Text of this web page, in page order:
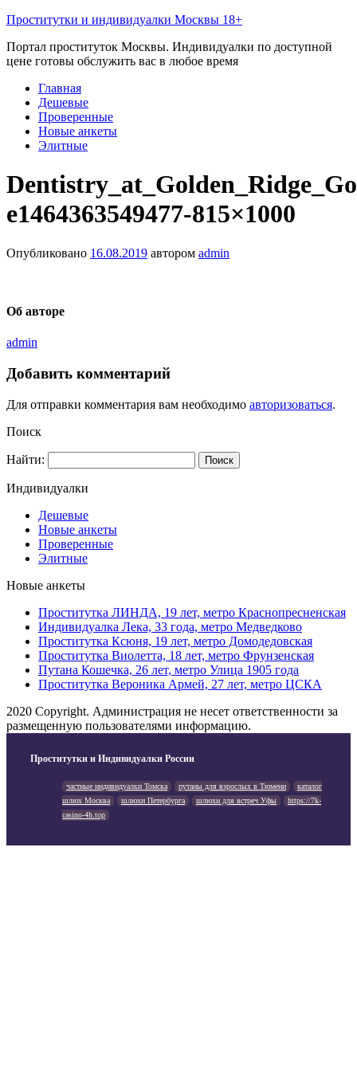
Проститутки и индивидуалки Москвы 18+
Портал проституток Москвы. Индивидуалки по доступной
цене готовы обслужить вас в любое время
Главная
Дешевые
Проверенные
Новые анкеты
Элитные
e1464363549477-815×1000
Опубликовано 16.08.2019 автором admin
Об авторе
admin
Добавить комментарий
Для отправки комментария вам необходимо авторизоваться.
Поиск
Найти:
Индивидуалки
Дешевые
Новые анкеты
Проверенные
Элитные
Новые анкеты
Проститутка ЛИНДА, 19 лет, метро Краснопресненская
Индивидуалка Лека, 33 года, метро Медведково
Проститутка Ксюня, 19 лет, метро Домодедовская
Проститутка Виолетта, 18 лет, метро Фрунзенская
Путана Кошечка, 26 лет, метро Улица 1905 года
Проститутка Вероника Армей, 27 лет, метро ЦСКА
2020 Copyright. Администрация не несет ответственности за
размещенную пользователями информацию.
Проститутки и Индивидуалки России
частные индивидуалки Томска путаны для взрослых в Тюмени
каталог
шлюх Москва
шлюхи Петербурга шлюхи для встреч Уфы
https://7k-
casino-4h.top